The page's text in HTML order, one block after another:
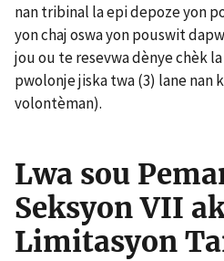
nan tribinal la epi depoze yon
yon chaj oswa yon pouswit
jou ou te resevwa dènye chèk
pwolonje jiska twa (3) lane nan
volontèman).
Lwa sou
Seksyon VII
Limitasyon